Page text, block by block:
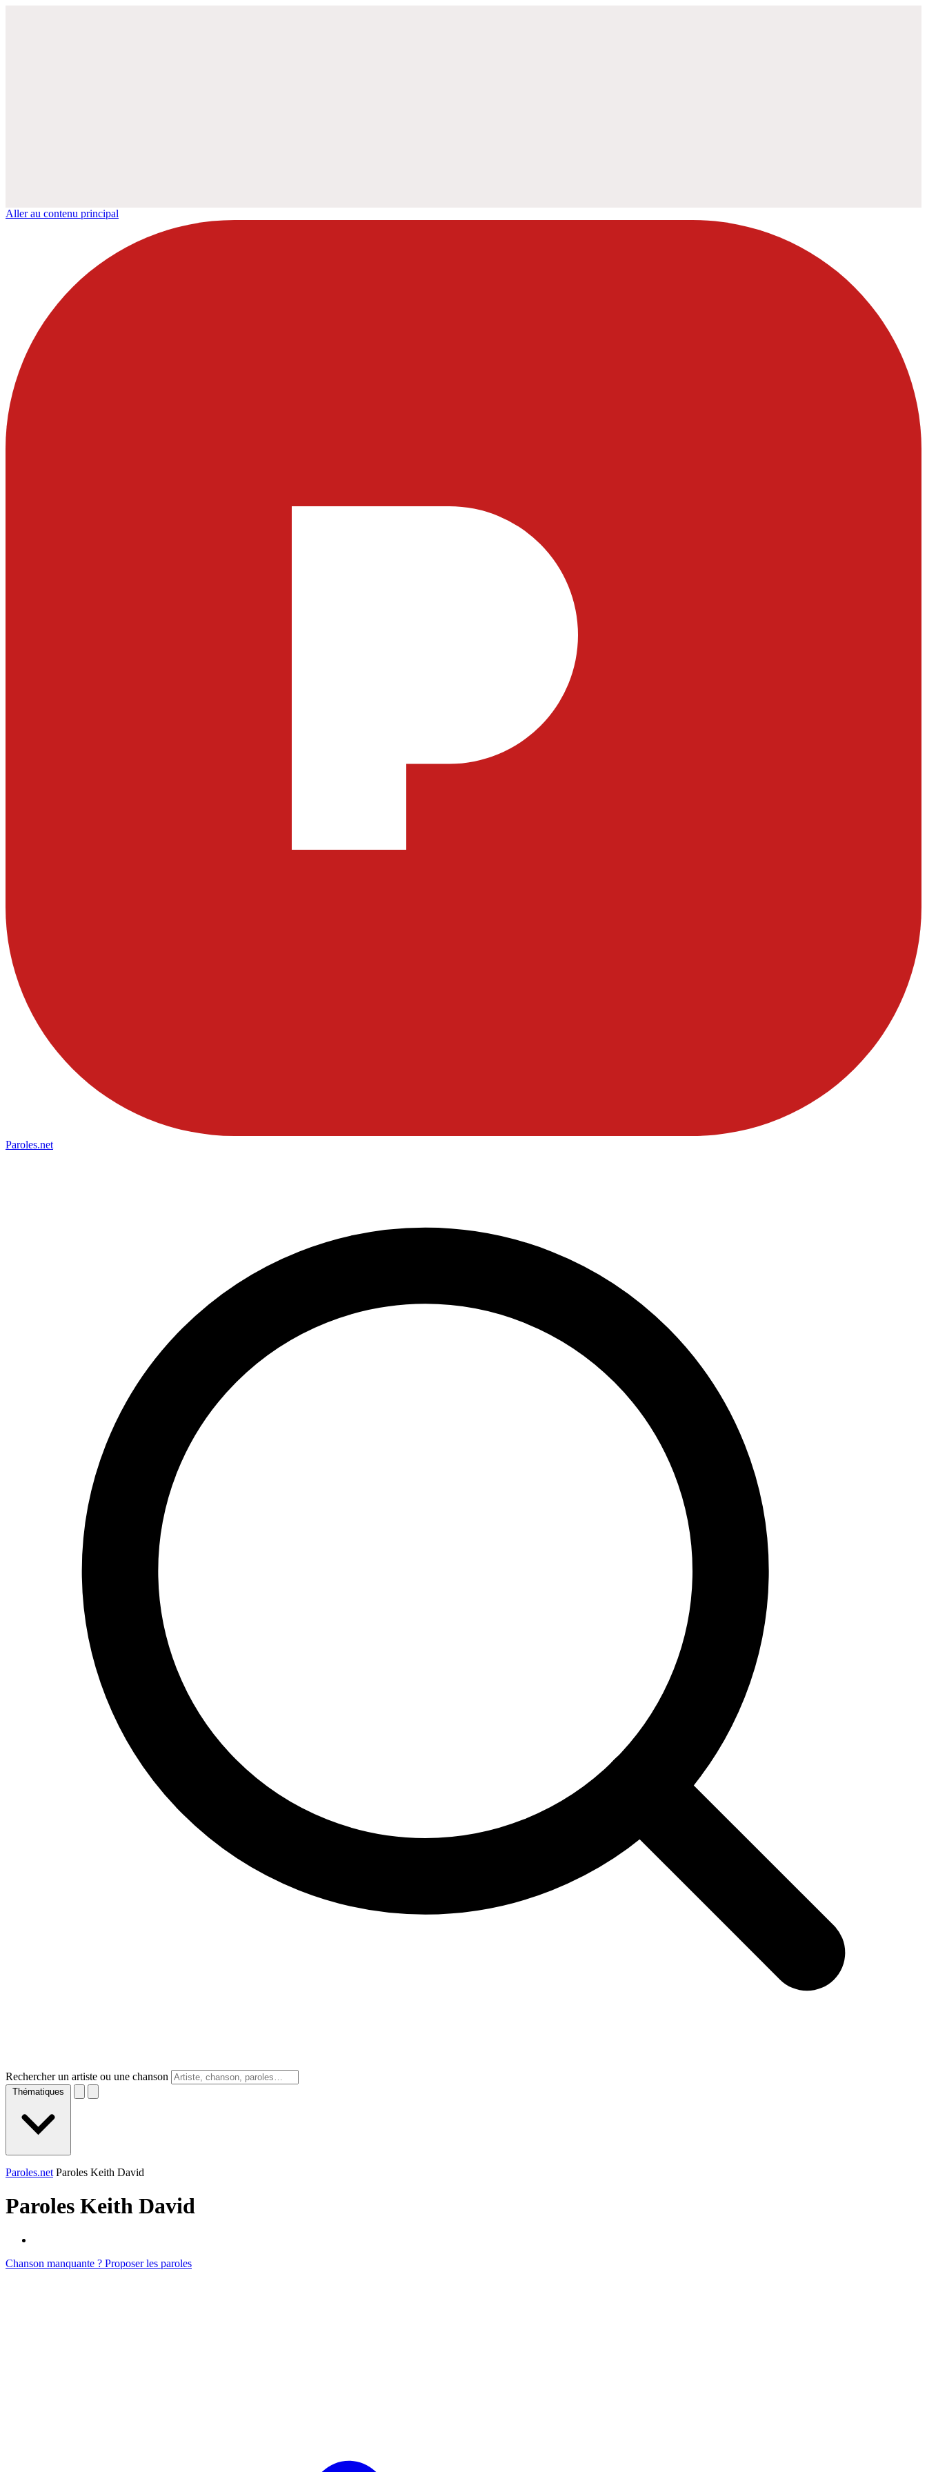
Aller au contenu principal
Paroles.net
Rechercher un artiste ou une chanson
Thématiques
Paroles.net Paroles Keith David
Paroles Keith David
Chanson manquante ? Proposer les paroles